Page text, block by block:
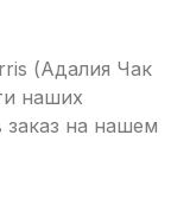
(Адалия Чак
наших
на нашем